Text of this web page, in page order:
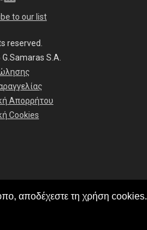
αποδέχεστε τη χρήση cookies.
to our list
reserved.
S.A.
Απορρήτου
Cookies